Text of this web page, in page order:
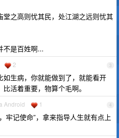
之高则忧其民，处江湖之远则忧其
不是百姓啊...
3
2
如生病，你就能做到了，就能看开
活着重要，物算个毛啊。
4
Android 1
牢记使命”，拿来指导人生就有点上